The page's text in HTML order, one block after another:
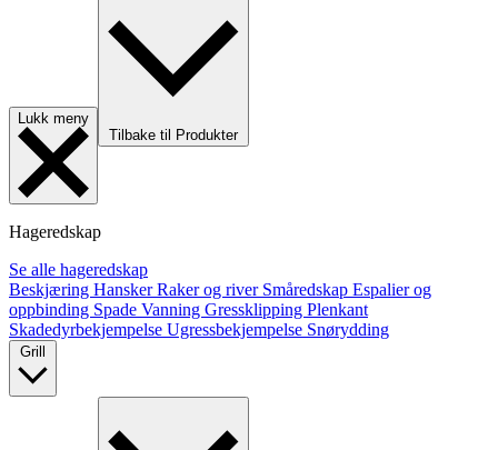
Lukk meny
Tilbake til Produkter
Hageredskap
Se alle hageredskap
Beskjæring HanskerRaker og river Småredskap Espalier og
oppbinding Spade Vanning Gressklipping Plenkant
Skadedyrbekjempelse Ugressbekjempelse Snørydding